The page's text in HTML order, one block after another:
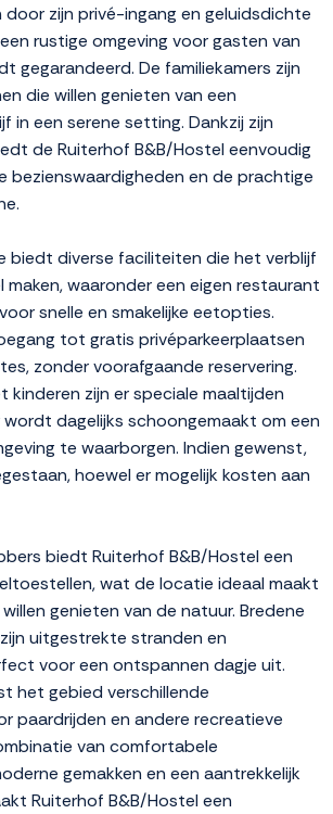
zijn privé-ingang en geluidsdichte
rustige omgeving voor gasten van
gegarandeerd. De familiekamers zijn
die willen genieten van een
in een serene setting. Dankzij zijn
de Ruiterhof B&B/Hostel eenvoudig
bezienswaardigheden en de prachtige
biedt diverse faciliteiten die het verblijf
waaronder een eigen restaurant
snelle en smakelijke eetopties.
tot gratis privéparkeerplaatsen
zonder voorafgaande reservering.
kinderen zijn er speciale maaltijden
dagelijks schoongemaakt om een
te waarborgen. Indien gewenst,
hoewel er mogelijk kosten aan
biedt Ruiterhof B&B/Hostel een
wat de locatie ideaal maakt
genieten van de natuur. Bredene
uitgestrekte stranden en
voor een ontspannen dagje uit.
het gebied verschillende
paardrijden en andere recreatieve
van comfortabele
gemakken en een aantrekkelijk
Ruiterhof B&B/Hostel een